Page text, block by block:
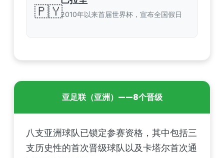
🇵🇾2010年以来首届世界杯，宣布全国假日
亚足联（亚洲）——8个晋级
八支亚洲球队已锁定参赛资格，其中包括三
支历史性的首次晋级球队以及卡塔尔首次通